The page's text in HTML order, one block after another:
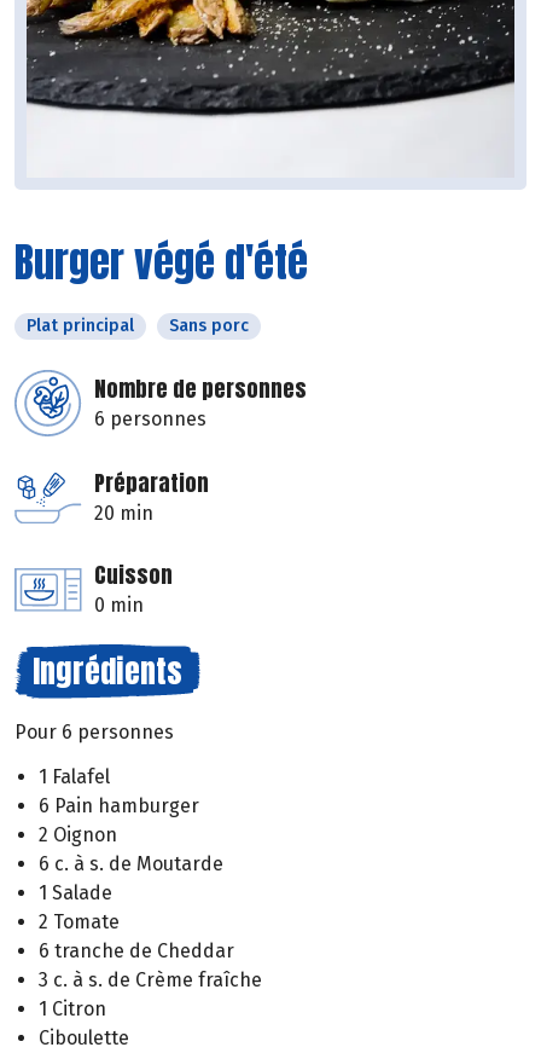
Burger végé d'été
Plat principal Sans porc
Nombre de personnes
6 personnes
Préparation
20 min
Cuisson
0 min
Ingrédients
Pour 6 personnes
1 Falafel
6 Pain hamburger
2 Oignon
6 c. à s. de Moutarde
1 Salade
2 Tomate
6 tranche de Cheddar
3 c. à s. de Crème fraîche
1 Citron
Ciboulette